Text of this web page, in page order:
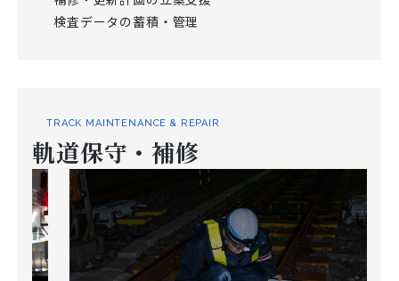
検査データの蓄積・管理
TRACK MAINTENANCE & REPAIR
軌道保守・補修